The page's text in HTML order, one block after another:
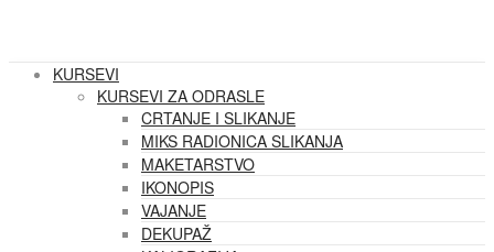
KURSEVI
KURSEVI ZA ODRASLE
CRTANJE I SLIKANJE
MIKS RADIONICA SLIKANJA
MAKETARSTVO
IKONOPIS
VAJANJE
DEKUPAŽ